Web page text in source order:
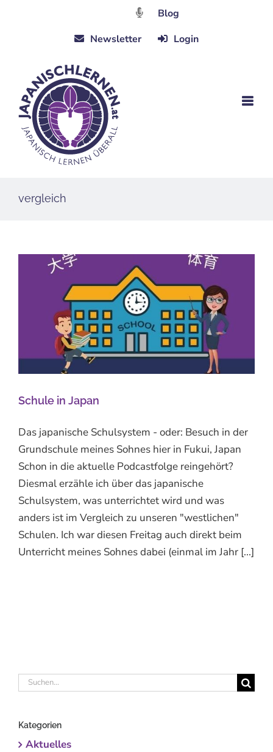
Blog
Newsletter
Login
vergleich
Schule in Japan
Das japanische Schulsystem - oder: Besuch in der
Grundschule meines Sohnes hier in Fukui, Japan
Schon in die aktuelle Podcastfolge reingehört?
Diesmal erzähle ich über das japanische
Schulsystem, was unterrichtet wird und was
anders ist im Vergleich zu unseren "westlichen"
Schulen. Ich war diesen Freitag auch direkt beim
Unterricht meines Sohnes dabei (einmal im Jahr [...]
Suche
Kategorien
Aktuelles